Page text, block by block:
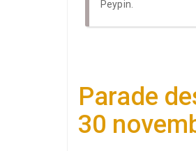
Peypin.
Parade
30